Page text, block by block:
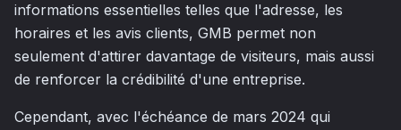
informations essentielles telles que l'adresse, les
horaires et les avis clients, GMB permet non
seulement d'attirer davantage de visiteurs, mais aussi
de renforcer la crédibilité d'une entreprise.
Cependant, avec l'échéance de mars 2024 qui